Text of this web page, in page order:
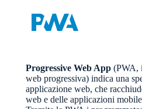
Progressive Web App (PWA,
web progressiva) indica una
applicazione web, che
web e delle applicazioni